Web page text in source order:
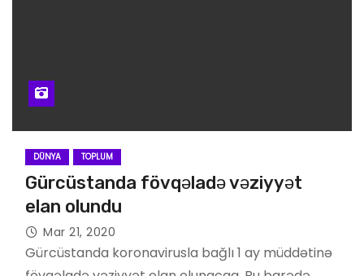
DÜNYA TOPLUM
Gürcüstanda fövqəladə vəziyyət
elan olundu
Mar 21, 2020
Gürcüstanda koronavirusla bağlı 1 ay müddətinə